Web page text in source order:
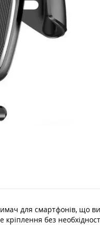
для смартфонів, що
без